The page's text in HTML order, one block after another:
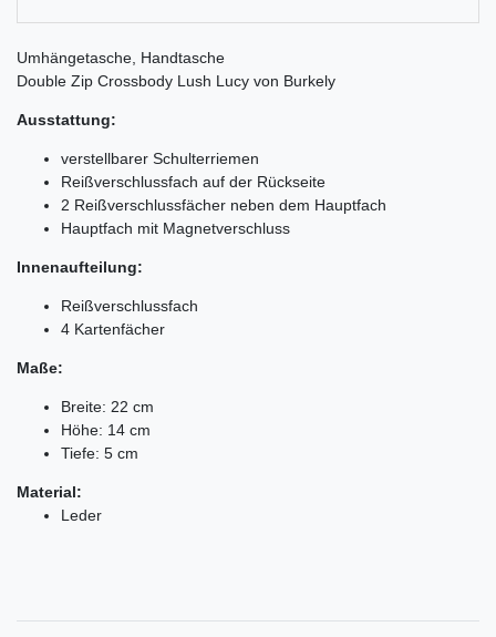
Umhängetasche, Handtasche
Double Zip Crossbody Lush Lucy von Burkely
Ausstattung:
verstellbarer Schulterriemen
Reißverschlussfach auf der Rückseite
2 Reißverschlussfächer neben dem Hauptfach
Hauptfach mit Magnetverschluss
Innenaufteilung:
Reißverschlussfach
4 Kartenfächer
Maße:
Breite: 22 cm
Höhe: 14 cm
Tiefe: 5 cm
Material:
Leder